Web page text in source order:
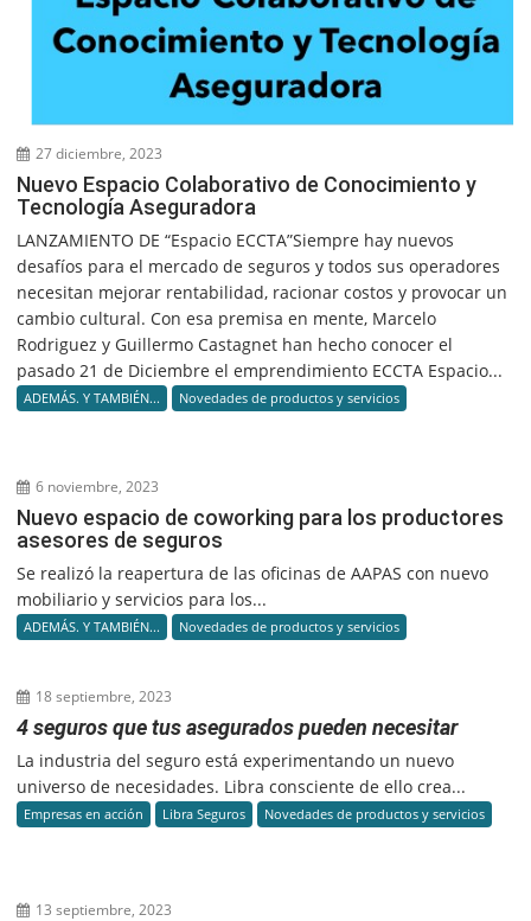
27 diciembre, 2023
Nuevo Espacio Colaborativo de Conocimiento y
Tecnología Aseguradora
LANZAMIENTO DE “Espacio ECCTA”Siempre hay nuevos
desafíos para el mercado de seguros y todos sus operadores
necesitan mejorar rentabilidad, racionar costos y provocar un
cambio cultural. Con esa premisa en mente, Marcelo
Rodriguez y Guillermo Castagnet han hecho conocer el
pasado 21 de Diciembre el emprendimiento ECCTA Espacio...
ADEMÁS. Y TAMBIÉN... Novedades de productos y servicios
6 noviembre, 2023
Nuevo espacio de coworking para los productores
asesores de seguros
Se realizó la reapertura de las oficinas de AAPAS con nuevo
mobiliario y servicios para los...
ADEMÁS. Y TAMBIÉN... Novedades de productos y servicios
18 septiembre, 2023
4 seguros que tus asegurados pueden necesitar
La industria del seguro está experimentando un nuevo
universo de necesidades. Libra consciente de ello crea...
Empresas en acción Libra Seguros Novedades de productos y servicios
13 septiembre, 2023